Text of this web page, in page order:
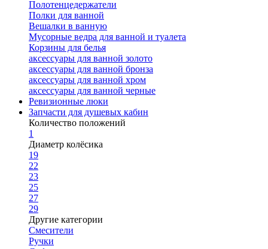
Полотенцедержатели
Полки для ванной
Вешалки в ванную
Мусорные ведра для ванной и туалета
Корзины для белья
аксессуары для ванной золото
аксессуары для ванной бронза
аксессуары для ванной хром
аксессуары для ванной черные
Ревизионные люки
Запчасти для душевых кабин
Количество положений
1
Диаметр колёсика
19
22
23
25
27
29
Другие категории
Смесители
Ручки